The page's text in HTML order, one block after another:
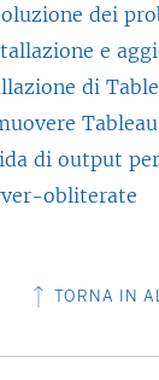
dei
e
di
di output
obliterate
TORNA IN